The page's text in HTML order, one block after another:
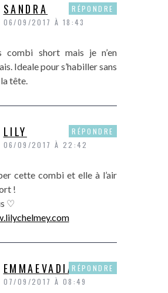
SANDRA
06/09/2017 À 18:43
combi short mais je n’en
Ideale pour s’habiller sans
tête.
RÉPONDRE
LILY
06/09/2017 À 22:42
cette combi et elle à l’air
!
♡
RÉPONDRE
EMMAEVADIARY
07/09/2017 À 08:49
RÉPONDRE